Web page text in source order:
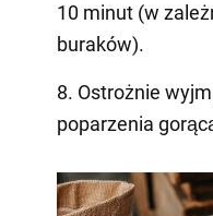
10 minut (w
buraków).
8. Ostrożnie
poparzenia